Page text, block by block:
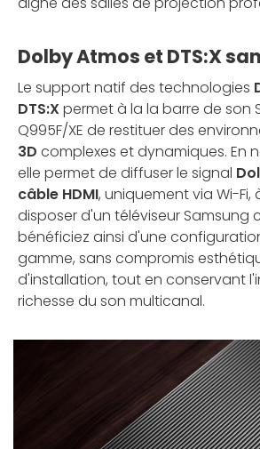
Dolby Atmos et DTS:X
Le support natif des technologies
DTS:X permet à la la barre de son
Q995F/XE de restituer des
3D complexes et dynamiques. En
elle permet de diffuser le signal
câble HDMI, uniquement via Wi-
disposer d'un téléviseur Samsung
bénéficiez ainsi d'une
gamme, sans compromis
d'installation, tout en conservant
richesse du son multicanal.